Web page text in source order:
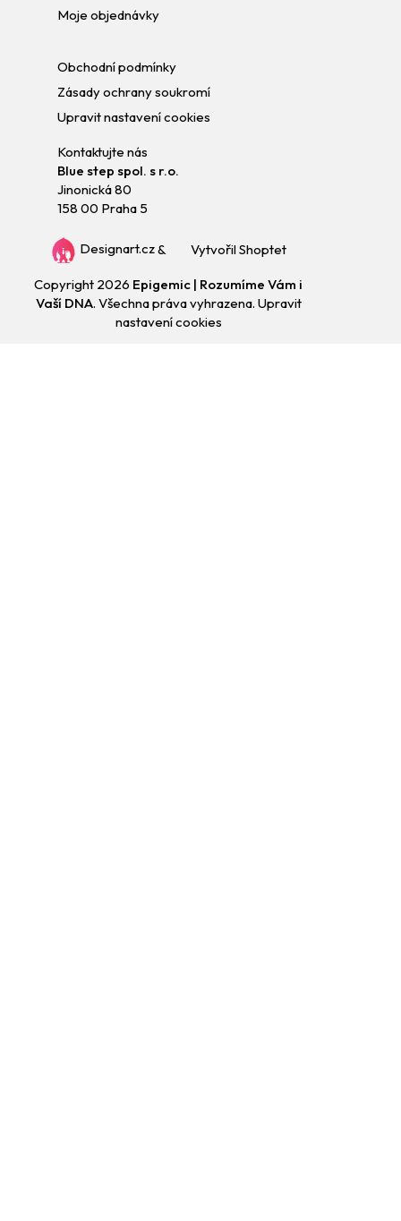
Moje objednávky
Obchodní podmínky
Zásady ochrany soukromí
Upravit nastavení cookies
Kontaktujte nás
Blue step spol. s r.o.
Jinonická 80
158 00 Praha 5
Designart.cz& Vytvořil Shoptet
Copyright 2026 Epigemic | Rozumíme Vám i
Vaší DNA. Všechna práva vyhrazena. Upravit
nastavení cookies